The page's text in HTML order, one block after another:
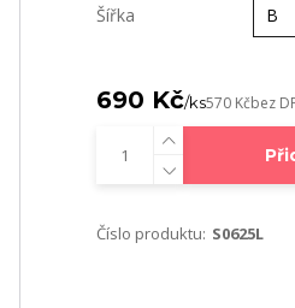
Šířka
690 Kč/ks570 Kčbez
Číslo produktu: S0625L